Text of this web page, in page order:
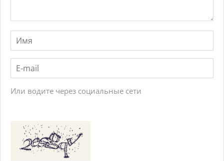
Или водите через социальные сети